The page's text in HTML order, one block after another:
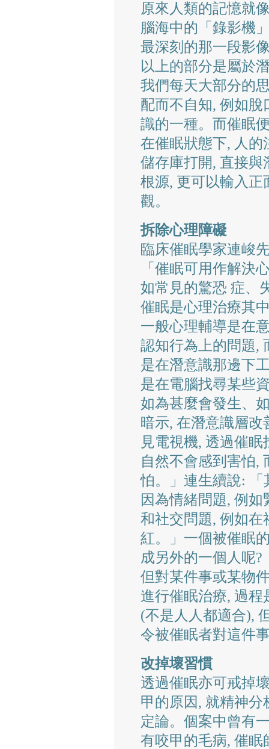
原來人類的記憶就
腦海中的「錄影機
最深刻的那一段影
以上的部分是屬於
我們每天大部分的
配而不自知, 例如
識的一種。而催眠
在催眠狀態下, 人的
儲存庫打開, 直接與
根源, 更可以輸入正
觀。
拆除心理障礙
臨床催眠學家連峻
「催眠可用作解決
如常見的驚恐 症、
催眠是心理治療其
一般心理輔導是在
認知行為上的問題,
是在潛意識那邊下
是在電腦找尋某些
如為甚麼會發生、
暗示, 在潛意識層
見電視機, 透過催
自然不會感到害怕,
怕。」連生續說:
因為情緒問題, 例
和社交問題, 例如
紅。」一個被催眠
成另外的一個人呢
但對某件事或某物
進行催眠治療, 過
(不是人人都適合),
令被催眠者對這件
改掉壞習慣
透過催眠亦可戒掉
甲的原因, 就精神
定論。個案中曾有
有咬甲的毛病, 催眠